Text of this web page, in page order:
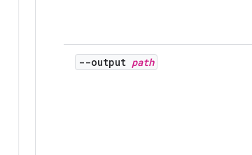
--output path